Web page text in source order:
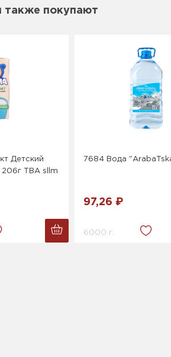
также покупают
Детский
206г ТВА sllm
7684 Вода
97,26 ₽
6000 г.